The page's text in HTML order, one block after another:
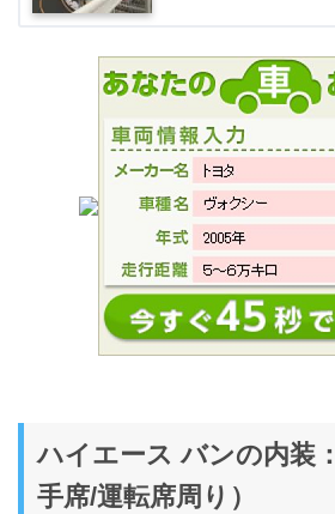
ハイエース バンの内装
手席/運転席周り）